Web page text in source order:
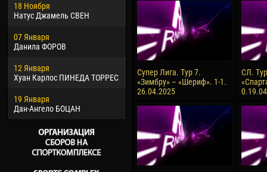
18 Ноября
Натус Джамель СВЕН
07 Января
Данила ФОРОВ
12 Января
Хуан Карлос ПИНЕДА ТОРРЕС
19 Января
Дан-Ангело БОЦАН
Хайдер Морено АСПРИЛЬЯ
22 Марта
Самба КОНЕ
26 Марта
Витор Уго Морайс де
ОЛИВЕЙРА
Раи ЛОПЕС ДЕ ОЛИВЕЙРА
28
10
15
Супер Лига. Тур 7.
«Зимбру» – «Шериф». 1-1.
26.04.2025
СЛ.